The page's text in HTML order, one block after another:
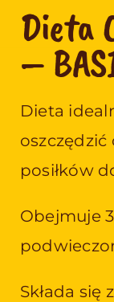
Dieta
–
Dieta
posiłków
Obejmuje
Składa